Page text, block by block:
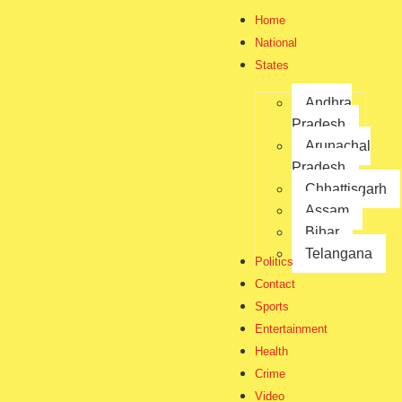
Home
National
States
Andhra
Pradesh
Arunachal
Pradesh
Chhattisgarh
Assam
Bihar
Telangana
Politics
Contact
Sports
Entertainment
Health
Crime
Video
ଆଜିର ରାଶିଫଳ
jagratbharat
December 20, 2025
ଜାଗ୍ରତ ଭାରତ ନ୍ୟୁଜ୍‌ର ସମସ୍ତ ପାଠକଙ୍କୁ ସ୍ୱାଗତ। ଆଜି ଶନିବାର, ୨୦
୧. ମେଷ (Aries)ଫଳାଫଳ: ଆଜି ଆପଣଙ୍କ ପାଇଁ ଦିନଟି ଶୁଭ ରହିବ।